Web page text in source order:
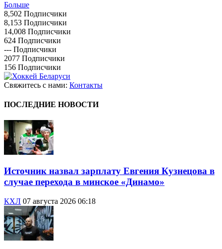
Больше
8,502 Подписчики
8,153 Подписчики
14,008 Подписчики
624 Подписчики
--- Подписчики
2077 Подписчики
156 Подписчики
Свяжитесь с нами: Контакты
ПОСЛЕДНИЕ НОВОСТИ
Источник назвал зарплату Евгения Кузнецова в
случае перехода в минское «Динамо»
КХЛ 07 августа 2026 06:18